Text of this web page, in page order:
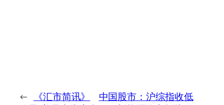
←
《汇市简讯》
中国股市：沪综指收低